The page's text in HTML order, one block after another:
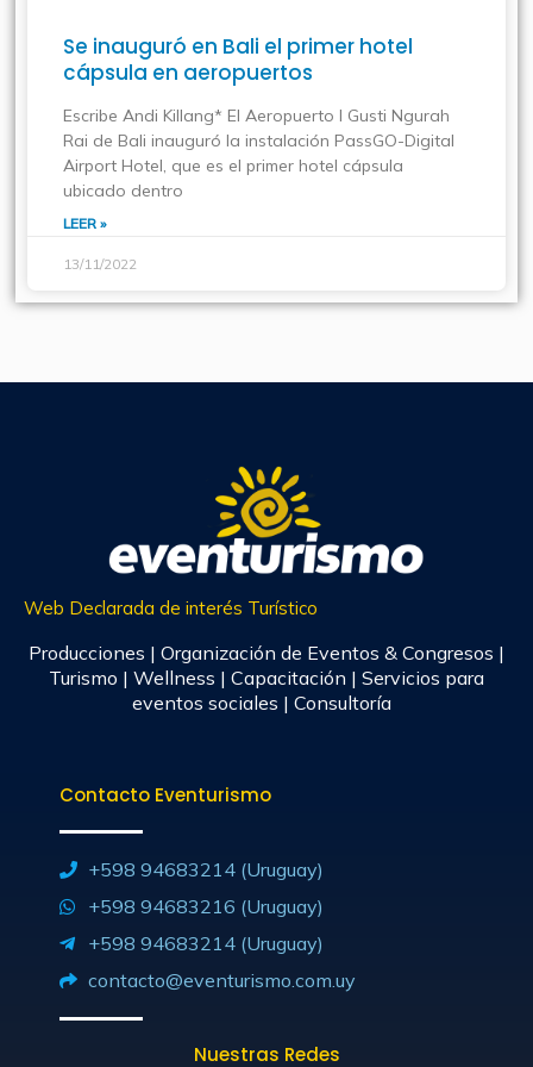
Se inauguró en Bali el primer hotel
cápsula en aeropuertos
Escribe Andi Killang* El Aeropuerto I Gusti Ngurah
Rai de Bali inauguró la instalación PassGO-Digital
Airport Hotel, que es el primer hotel cápsula
ubicado dentro
LEER »
13/11/2022
Web Declarada de interés Turístico
Producciones | Organización de Eventos & Congresos |
Turismo | Wellness | Capacitación | Servicios para
eventos sociales | Consultoría
Contacto Eventurismo
+598 94683214 (Uruguay)
+598 94683216 (Uruguay)
+598 94683214 (Uruguay)
contacto@eventurismo.com.uy
Nuestras Redes